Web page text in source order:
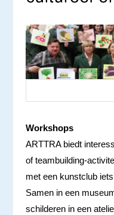
Workshops
ARTTRA biedt
of teambuilding-
met een kunstclub
Samen in een
schilderen in een